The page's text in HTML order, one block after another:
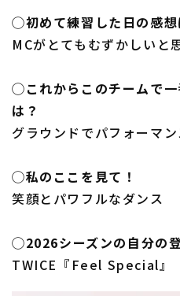
◯初めて練習した日の感想
MCがとてもむずかしいと
◯これからこのチームで
は？
グラウンドでパフォーマ
◯私のここを見て！
笑顔とパワフルなダンス
◯2026シーズンの自分の
TWICE『Feel Special』